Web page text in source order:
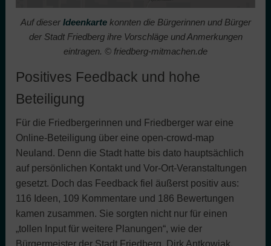
Auf dieser Ideenkartekonnten die Bürgerinnen und Bürger
der Stadt Friedberg ihre Vorschläge und Anmerkungen
eintragen. © friedberg-mitmachen.de
Positives Feedback und hohe
Beteiligung
Für die Friedbergerinnen und Friedberger war eine
Online-Beteiligung über eine open-crowd-map
Neuland. Denn die Stadt hatte bis dato hauptsächlich
auf persönlichen Kontakt und Vor-Ort-Veranstaltungen
gesetzt. Doch das Feedback fiel äußerst positiv aus:
116 Ideen, 109 Kommentare und 186 Bewertungen
kamen zusammen. Sie sorgten nicht nur für einen
„tollen Input für weitere Planungen“, wie der